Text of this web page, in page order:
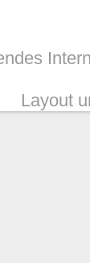
Layout